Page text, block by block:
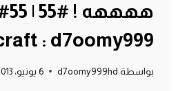
ههههه !
: d7oomy999
بواسطة d7oomy999hd 6 يونيو، 2013